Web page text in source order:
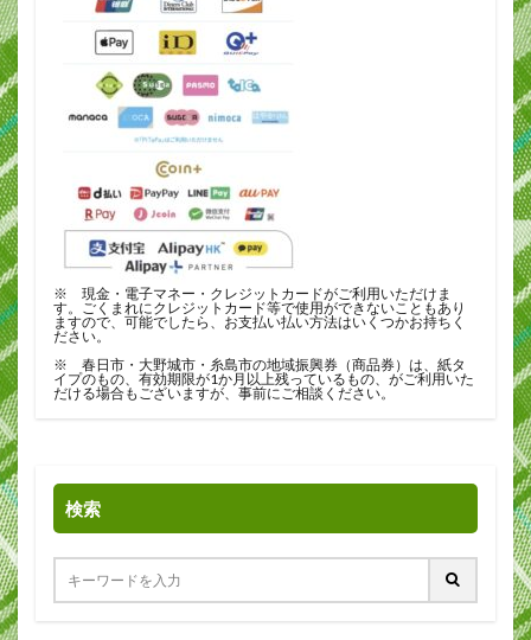
※ 現金・電子マネー・クレジットカードがご利用いただけま
す。ごくまれにクレジットカード等で使用ができないこともあり
ますので、可能でしたら、お支払い払い方法はいくつかお持ちく
ださい。
※ 春日市・大野城市・糸島市の地域振興券（商品券）は、紙タ
イプのもの、有効期限が1か月以上残っているもの、がご利用いた
だける場合もございますが、事前にご相談ください。
検索